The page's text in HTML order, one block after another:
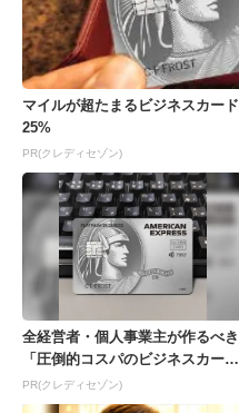
マイルが超たまるビジネスカー
25%
PR(クレディセゾン)
全経営者・個人事業主が作るべき
「圧倒的コスパのビジネスカー
ド」
PR(クレディセゾン)